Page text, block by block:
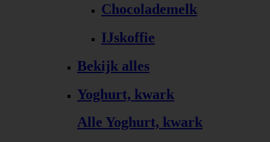
Chocolademelk
IJskoffie
Bekijk alles
Yoghurt, kwark
Alle Yoghurt, kwark